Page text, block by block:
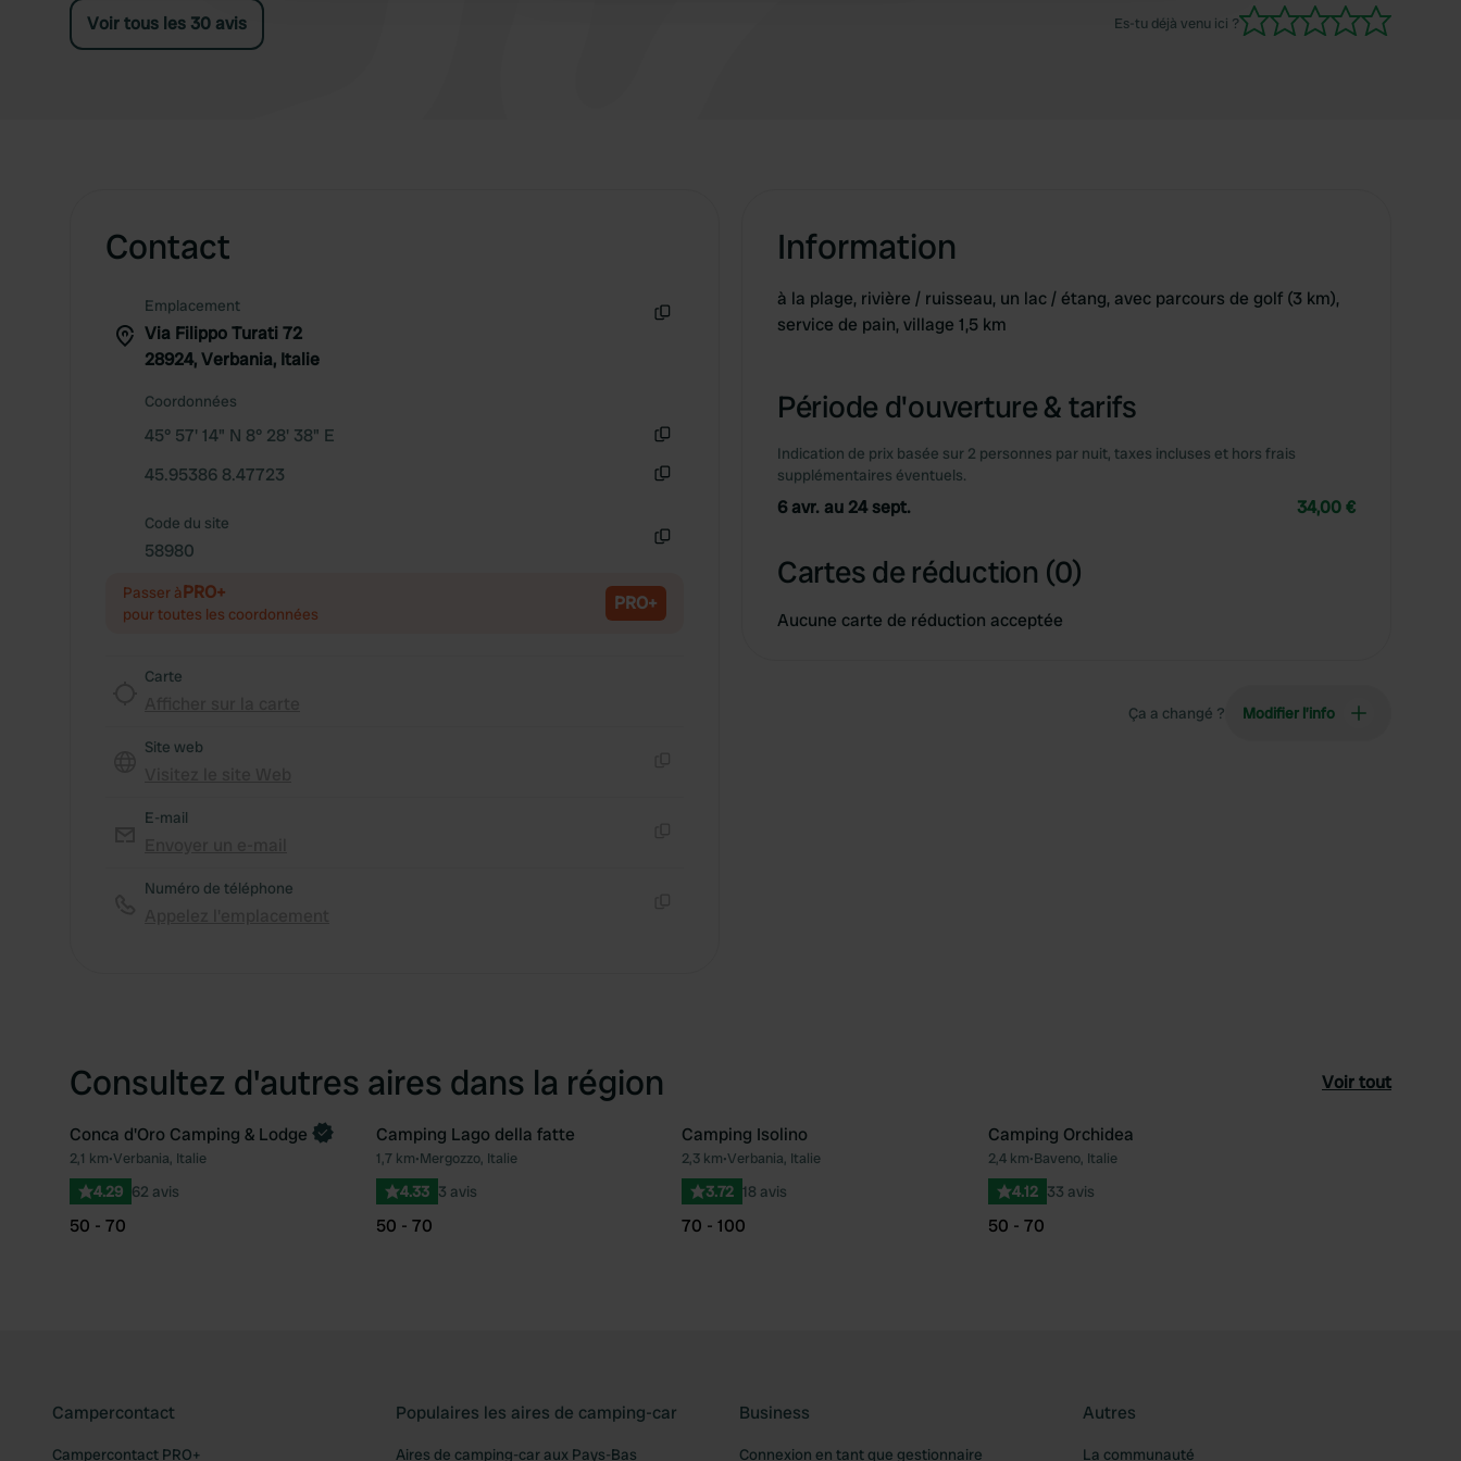
Voir tous les 30 avis Es-tu déjà venu ici ?
Contact
Emplacement
Via Filippo Turati 72
28924, Verbania, Italie
Coordonnées
45° 57' 14" N 8° 28' 38" E
45.95386 8.47723
Code du site
58980
Passer àPRO+
pour toutes les coordonnées PRO+
Carte
Site web
E-mail
Numéro de téléphone
Information
à la plage, rivière / ruisseau, un lac / étang, avec parcours de golf (3 km),
service de pain, village 1,5 km
Période d'ouverture & tarifs
Indication de prix basée sur 2 personnes par nuit, taxes incluses et hors frais
supplémentaires éventuels.
6 avr. au 24 sept. 34,00 €
Cartes de réduction (0)
Aucune carte de réduction acceptée
Ça a changé ? Modifier l’info
Consultez d'autres aires dans la région Voir tout
Préféré
Conca d'Oro Camping & Lodge
2,1 km•Verbania, Italie
4.29 62 avis
50 - 70
Préféré
Camping Lago della fatte
1,7 km•Mergozzo, Italie
4.33 3 avis
50 - 70
Préféré
Camping Isolino
2,3 km•Verbania, Italie
3.72 18 avis
70 - 100
Camping Orchidea
2,4 km•Baveno, Italie
4.12 33 avis
50 - 70
Campercontact
Campercontact PRO+
Populaires les aires de camping-car
Aires de camping-car aux Pays-Bas
Business
Connexion en tant que gestionnaire
Autres
La communauté